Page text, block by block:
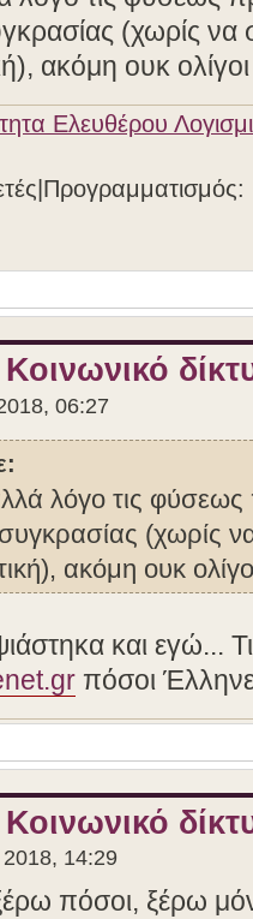
(χωρίς
ακόμη ουκ
Ελευθέρου
06:27
αλλά λόγο τις
ακόμη ουκ
και εγώ... Τι
πόσοι
2018, 14:29
πόσοι, ξέρω